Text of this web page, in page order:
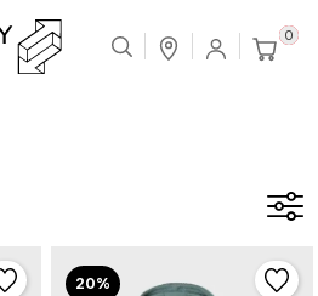
0
20%